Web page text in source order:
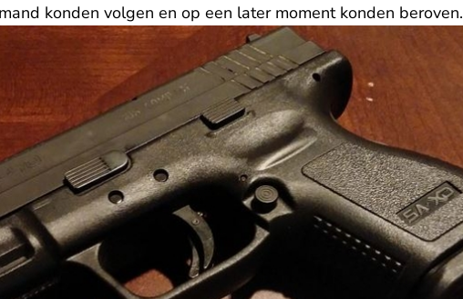
konden volgen en op een later moment konden beroven.